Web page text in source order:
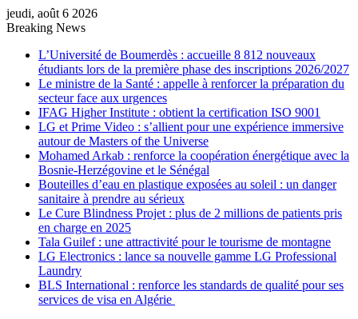
jeudi, août 6 2026
Breaking News
L’Université de Boumerdès : accueille 8 812 nouveaux
étudiants lors de la première phase des inscriptions 2026/2027
Le ministre de la Santé : appelle à renforcer la préparation du
secteur face aux urgences
IFAG Higher Institute : obtient la certification ISO 9001
LG et Prime Video : s’allient pour une expérience immersive
autour de Masters of the Universe
Mohamed Arkab : renforce la coopération énergétique avec la
Bosnie-Herzégovine et le Sénégal
Bouteilles d’eau en plastique exposées au soleil : un danger
sanitaire à prendre au sérieux
Le Cure Blindness Projet : plus de 2 millions de patients pris
en charge en 2025
Tala Guilef : une attractivité pour le tourisme de montagne
LG Electronics : lance sa nouvelle gamme LG Professional
Laundry
BLS International : renforce les standards de qualité pour ses
services de visa en Algérie